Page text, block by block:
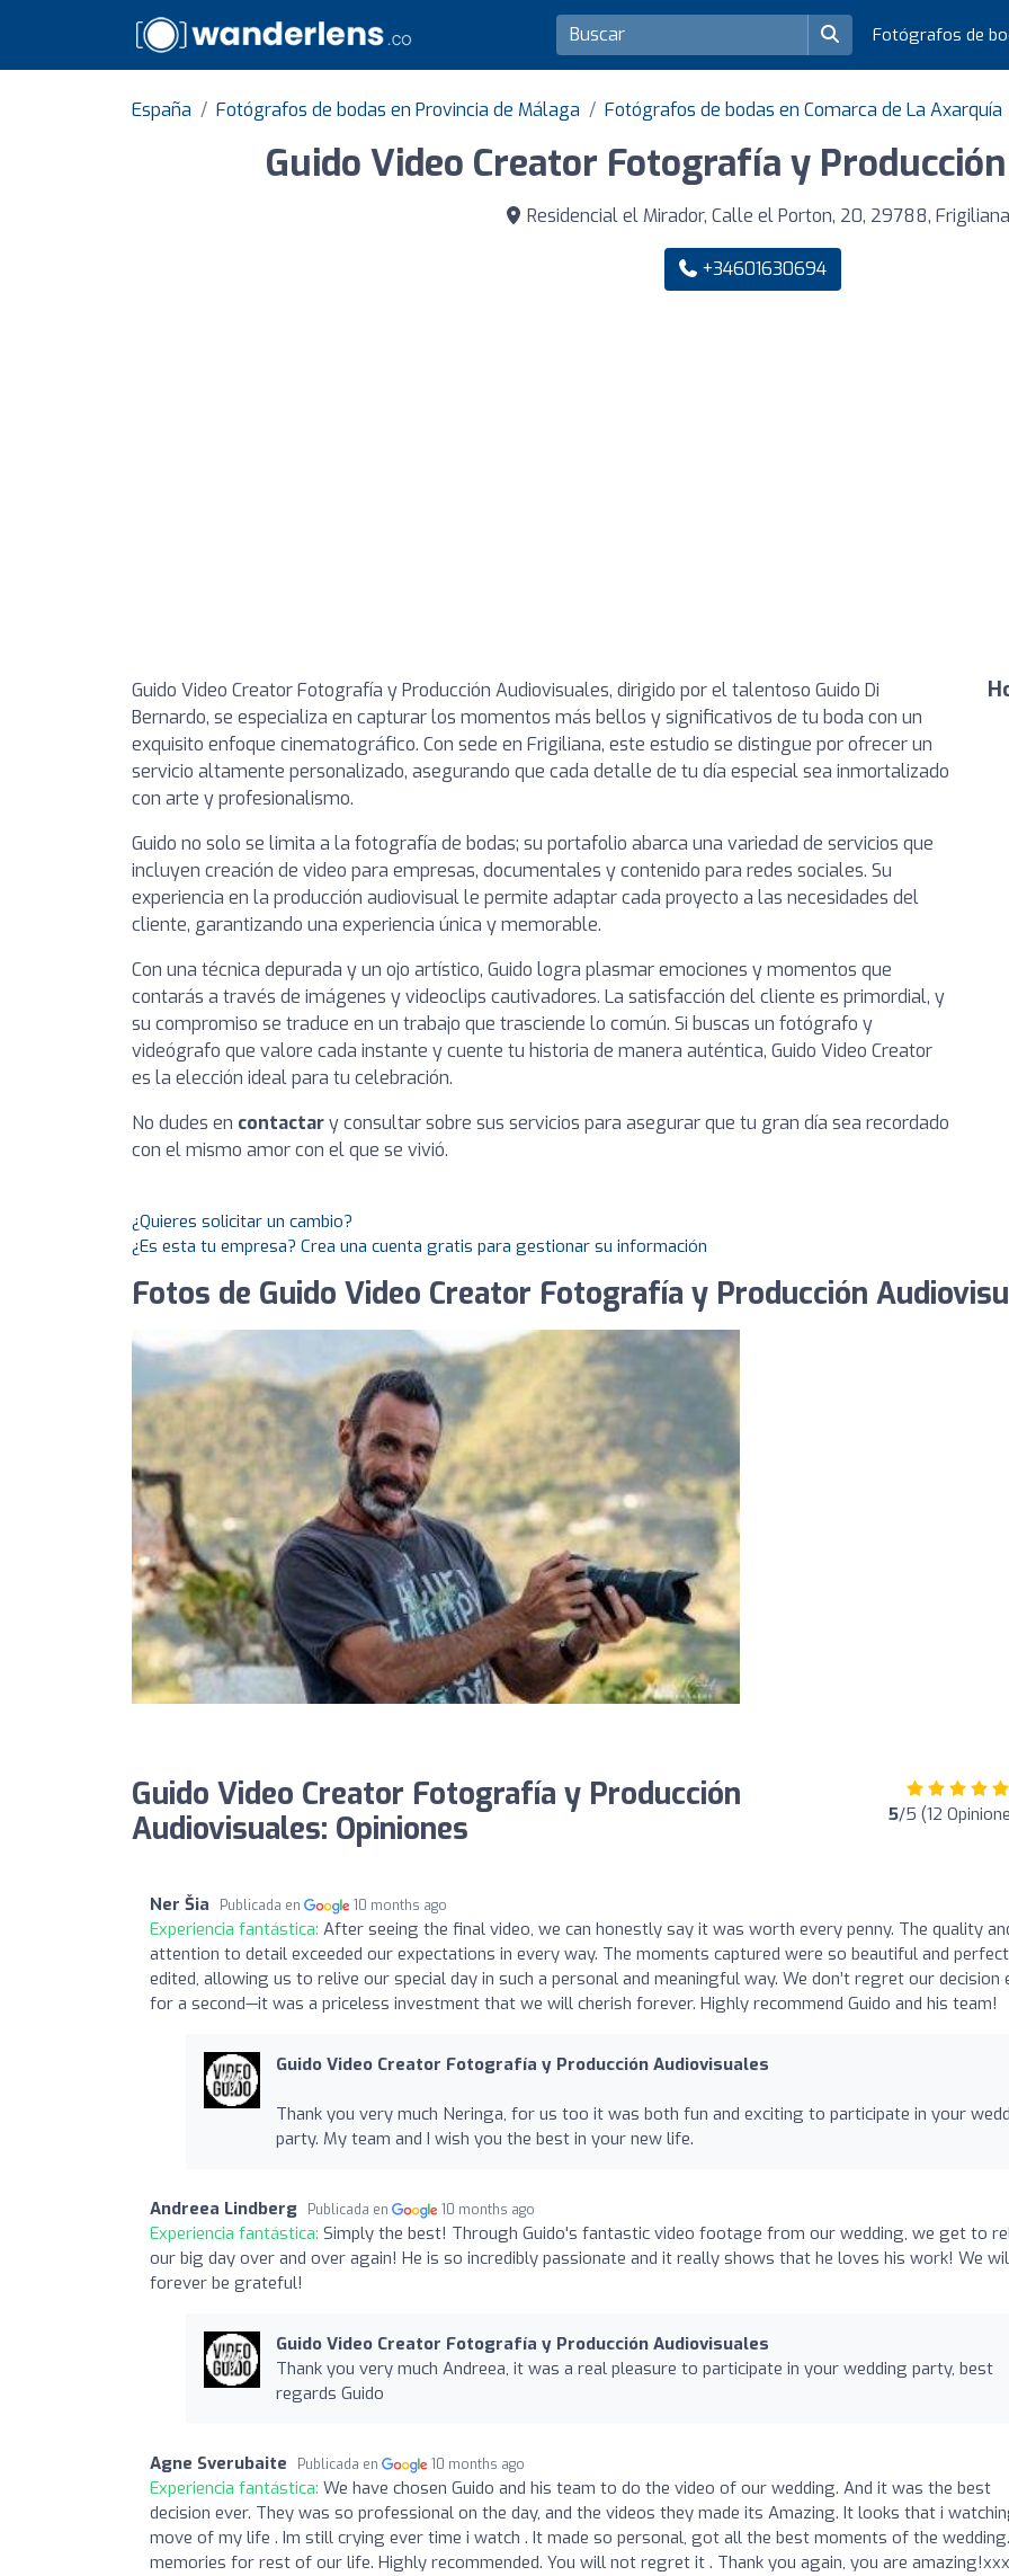
Fotógrafos de
España Fotógrafos de bodas en Provincia de Málaga Fotógrafos de bodas en Comarca de La Axarquía
Guido Video Creator Fotografía y
Residencial el Mirador, Calle el Porton, 20, 29788, Frigiliana
+34601630694
Guido Video Creator Fotografía y Producción Audiovisuales, dirigido por el talentoso Guido Di
Bernardo, se especializa en capturar los momentos más bellos y significativos de tu boda con un
exquisito enfoque cinematográfico. Con sede en Frigiliana, este estudio se distingue por ofrecer un
servicio altamente personalizado, asegurando que cada detalle de tu día especial sea inmortalizado
con arte y profesionalismo.
Guido no solo se limita a la fotografía de bodas; su portafolio abarca una variedad de servicios que
incluyen creación de video para empresas, documentales y contenido para redes sociales. Su
experiencia en la producción audiovisual le permite adaptar cada proyecto a las necesidades del
cliente, garantizando una experiencia única y memorable.
Con una técnica depurada y un ojo artístico, Guido logra plasmar emociones y momentos que
contarás a través de imágenes y videoclips cautivadores. La satisfacción del cliente es primordial, y
su compromiso se traduce en un trabajo que trasciende lo común. Si buscas un fotógrafo y
videógrafo que valore cada instante y cuente tu historia de manera auténtica, Guido Video Creator
es la elección ideal para tu celebración.
No dudes en contactary consultar sobre sus servicios para asegurar que tu gran día sea recordado
con el mismo amor con el que se vivió.
¿Quieres solicitar un cambio?
¿Es esta tu empresa? Crea una cuenta gratis para gestionar su información
Fotos de Guido Video Creator Fotografía y Producción
Guido Video Creator Fotografía y Producción
Audiovisuales: Opiniones
5/5 (12
Ner Šia Publicada en 10 months ago
Experiencia fantástica: After seeing the final video, we can honestly say it was worth every penny. The quality
attention to detail exceeded our expectations in every way. The moments captured were so beautiful and
edited, allowing us to relive our special day in such a personal and meaningful way. We don’t regret our decision
for a second—it was a priceless investment that we will cherish forever. Highly recommend Guido and his team!
Guido Video Creator Fotografía y Producción Audiovisuales
Thank you very much Neringa, for us too it was both fun and exciting to participate in your
party. My team and I wish you the best in your new life.
Andreea Lindberg Publicada en 10 months ago
Experiencia fantástica: Simply the best! Through Guido's fantastic video footage from our wedding, we get to
our big day over and over again! He is so incredibly passionate and it really shows that he loves his work! We
forever be grateful!
Guido Video Creator Fotografía y Producción Audiovisuales
Thank you very much Andreea, it was a real pleasure to participate in your wedding party, best
regards Guido
Agne Sverubaite Publicada en 10 months ago
Experiencia fantástica: We have chosen Guido and his team to do the video of our wedding. And it was the best
decision ever. They was so professional on the day, and the videos they made its Amazing. It looks that i
move of my life . Im still crying ever time i watch . It made so personal, got all the best moments of the
memories for rest of our life. Highly recommended. You will not regret it . Thank you again, you are amazing!xxx